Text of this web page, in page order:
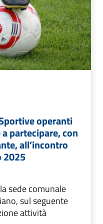
operanti
partecipare, con
all’incontro
2025
sede comunale
sul seguente
attività